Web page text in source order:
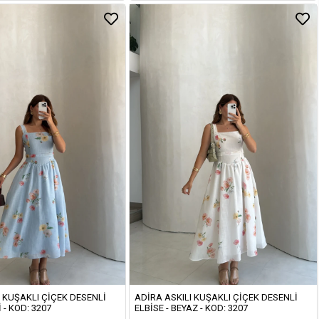
ÇIÇEK DESENLI
- KOD: 3207
ADIRA ASKILI KUŞAKLI ÇIÇEK DESENLI
ELBISE - BEYAZ - KOD: 3207